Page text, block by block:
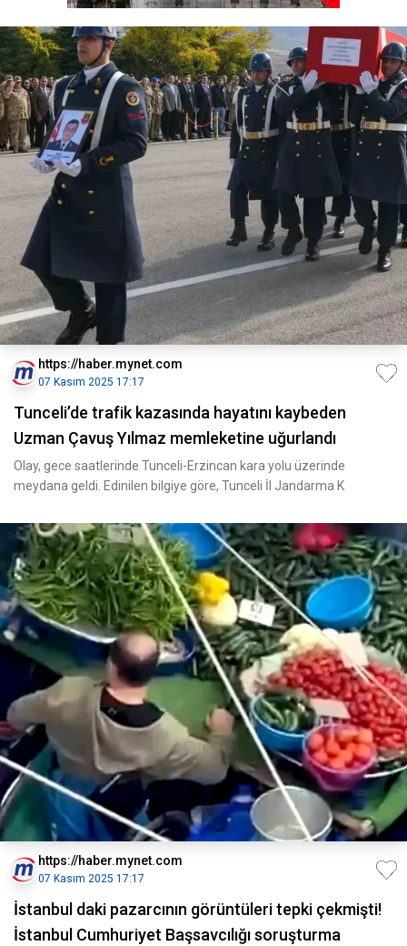
https://haber.mynet.com
07 Kasım 2025 17:17
Tunceli’de trafik kazasında hayatını kaybeden
Uzman Çavuş Yılmaz memleketine uğurlandı
Olay, gece saatlerinde Tunceli-Erzincan kara yolu üzerinde
meydana geldi. Edinilen bilgiye göre, Tunceli İl Jandarma K
https://haber.mynet.com
07 Kasım 2025 17:17
İstanbul daki pazarcının görüntüleri tepki çekmişti!
İstanbul Cumhuriyet Başsavcılığı soruşturma